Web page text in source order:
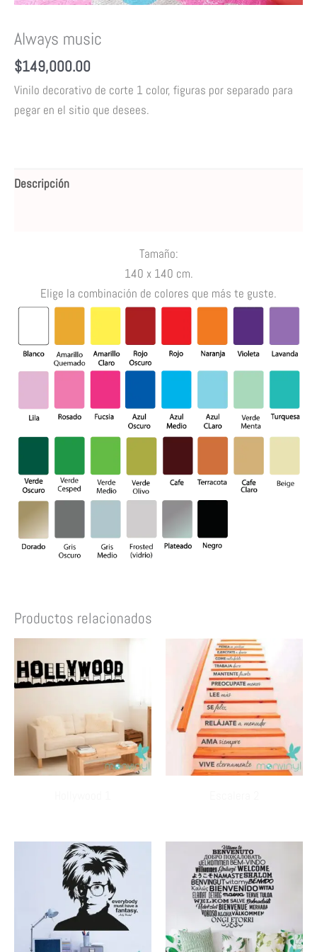
Always music
$149,000.00
Vinilo decorativo de corte 1 color, figuras por separado para
pegar en el sitio que desees.
Descripción
Tamaño:
140 x 140 cm.
Elige la combinación de colores que más te guste.
Productos relacionados